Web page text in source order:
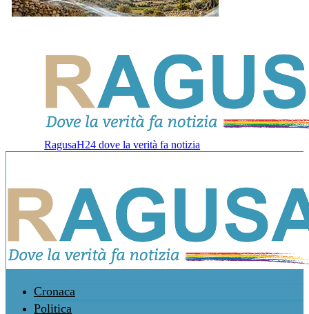
RagusaH24 dove la verità fa notizia
Cronaca
Politica